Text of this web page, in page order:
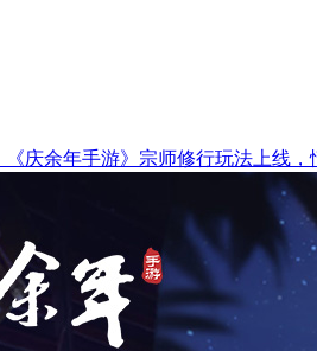
庆余年手游》宗师修行玩法上线，